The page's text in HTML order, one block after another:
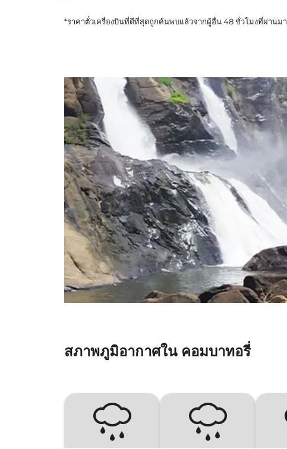
*ราคาตั๋วเครื่องบินที่ดีที่สุดถูกค้นพบแล้วจากผู้อื่น 48 ชั่วโมงที่ผ่านมา
สภาพภูมิอากาศใน คอมบาทอรี่